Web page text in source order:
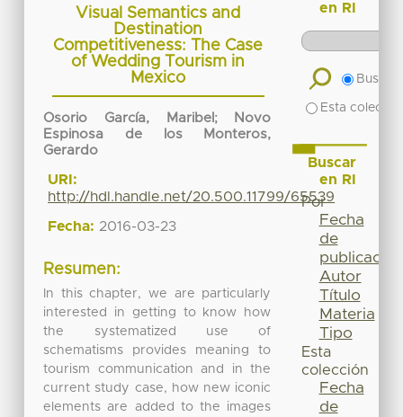
Visual Semantics and
Destination
Competitiveness: The Case
of Wedding Tourism in
Mexico
Osorio García, Maribel ;
Novo
Espinosa de los Monteros,
Gerardo
URI:
http://hdl.handle.net/20.500.11799/65539
Fecha: 2016-03-23
Resumen:
In this chapter, we are particularly
interested in getting to know how
the systematized use of
schematisms provides meaning to
tourism communication and in the
current study case, how new iconic
elements are added to the images
en RI
Buscar
Esta
Buscar
en RI
Por
Fecha
de
publicación
Autor
Título
Materia
Tipo
Esta
colección
Fecha
de